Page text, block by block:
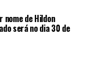
nome de Hildon
será no dia 30 de